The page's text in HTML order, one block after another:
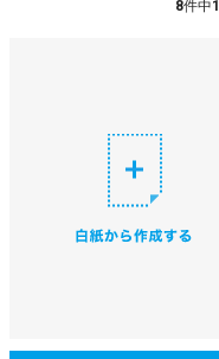
8件中1